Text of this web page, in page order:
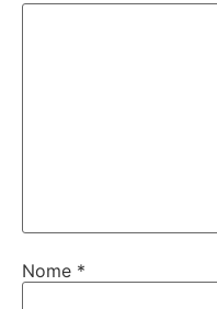
Nome *